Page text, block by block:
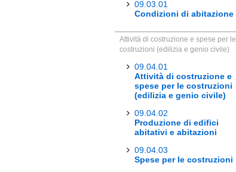
09.03.01
Condizioni di abitazione
Attività di costruzione e spese per le
costruzioni (edilizia e genio civile)
09.04.01
Attività di costruzione e
spese per le costruzioni
(edilizia e genio civile)
09.04.02
Produzione di edifici
abitativi e abitazioni
09.04.03
Spese per le costruzioni